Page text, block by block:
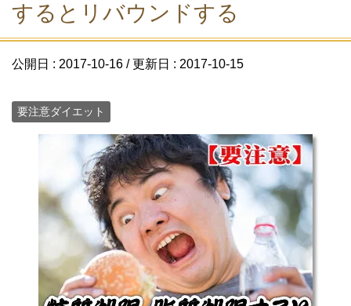
するとリバウンドする
公開日 : 2017-10-16 / 更新日 : 2017-10-15
要注意ダイエット